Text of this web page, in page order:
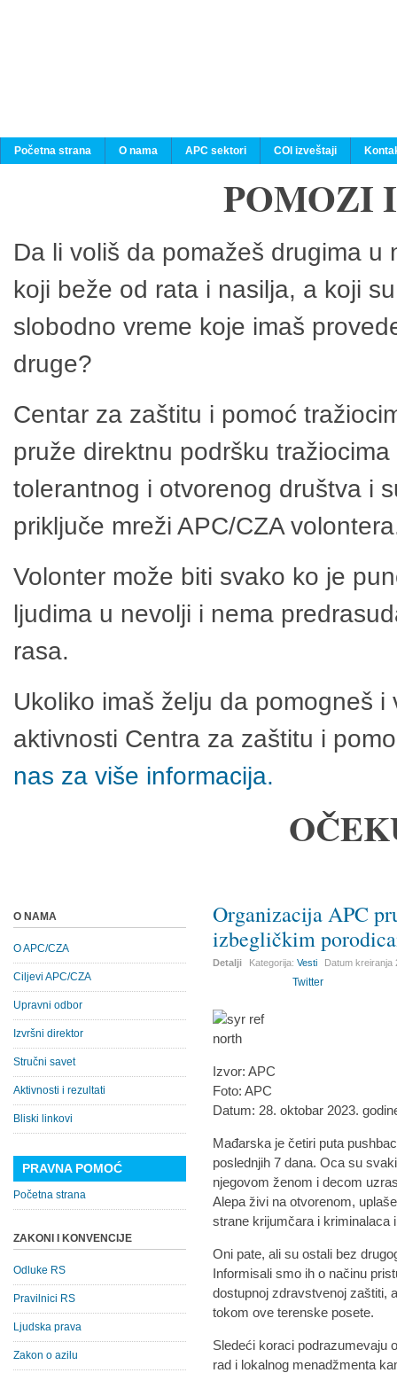
Početna strana O nama APC sektori COI izveštaji
POMOZI
Da li voliš da pomažeš drugima
koji beže od rata i nasilja, a koji
slobodno vreme koje imaš
druge?
Centar za zaštitu i pomoć
pruže direktnu podršku
tolerantnog i otvorenog društva i
priključe mreži APC/CZA
Volonter može biti svako ko je
ljudima u nevolji i nema
rasa.
Ukoliko imaš želju da pomogneš
aktivnosti Centra za zaštitu i
nas za više informacija.
Organizacija APC
izbegličkim
Detalji Kategorija:Vesti Datum kreiranja
Twitter
Izvor: APC
Foto: APC
Datum: 28. oktobar 2023.
Mađarska je četiri puta
poslednjih 7 dana. Oca su
njegovom ženom i decom
Alepa živi na otvorenom,
strane krijumčara i kriminalaca
Oni pate, ali su ostali bez
Informisali smo ih o načinu
dostupnoj zdravstvenoj zaštiti,
tokom ove terenske posete.
Sledeći koraci podrazumevaju
rad i lokalnog menadžmenta
O NAMA
O APC/CZA
Ciljevi APC/CZA
Upravni odbor
Izvršni direktor
Stručni savet
Aktivnosti i rezultati
Bliski linkovi
PRAVNA POMOĆ
Početna strana
ZAKONI I KONVENCIJE
Odluke RS
Pravilnici RS
Ljudska prava
Zakon o azilu